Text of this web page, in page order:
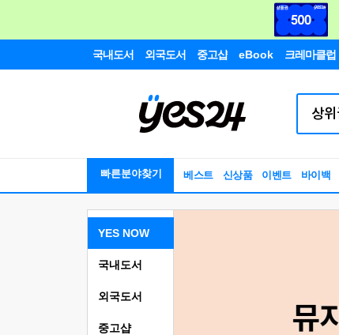
국내도서 외국도서 중고샵 eBook 크레마클럽
빠른분야찾기 베스트 신상품 이벤트 바이백
YES NOW
국내도서
외국도서
중고샵